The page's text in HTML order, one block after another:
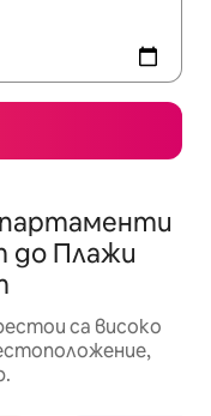
до Плажи
са високо